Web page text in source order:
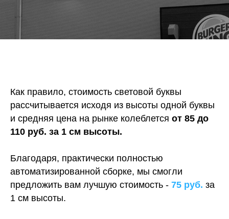
Как правило, стоимость световой буквы
рассчитывается исходя из высоты одной буквы
и средняя цена на рынке колеблется от 85 до
110 руб. за 1 см высоты.
Благодаря, практически полностью
автоматизированной сборке, мы смогли
предложить вам лучшую стоимость - 75 руб. за
1 см высоты.